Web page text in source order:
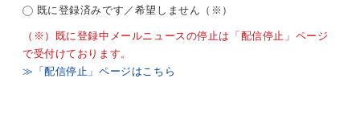
既に登録済みです／希望しません（※）
（※）既に登録中メールニュースの停止は「配信停止」ページ
で受付けております。
≫「配信停止」ページはこちら